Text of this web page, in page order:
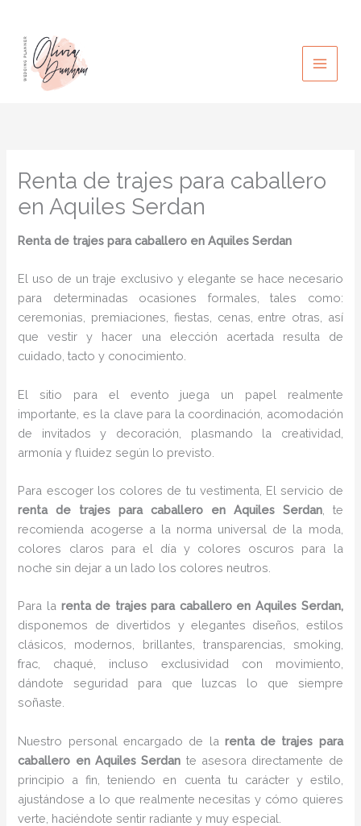
contenido
Renta de trajes para caballero
en Aquiles Serdan
Renta de trajes para caballero en Aquiles Serdan
El uso de un traje exclusivo y elegante se hace necesario
para determinadas ocasiones formales, tales como:
ceremonias, premiaciones, fiestas, cenas, entre otras, así
que vestir y hacer una elección acertada resulta de
cuidado, tacto y conocimiento.
El sitio para el evento juega un papel realmente
importante, es la clave para la coordinación, acomodación
de invitados y decoración, plasmando la creatividad,
armonía y fluidez según lo previsto.
Para escoger los colores de tu vestimenta, El servicio de
renta de trajes para caballero en Aquiles Serdan, te
recomienda acogerse a la norma universal de la moda,
colores claros para el día y colores oscuros para la
noche sin dejar a un lado los colores neutros.
Para la renta de trajes para caballero en Aquiles Serdan,
disponemos de divertidos y elegantes diseños, estilos
clásicos, modernos, brillantes, transparencias, smoking,
frac, chaqué, incluso exclusividad con movimiento,
dándote seguridad para que luzcas lo que siempre
soñaste.
Nuestro personal encargado de la renta de trajes para
caballero en Aquiles Serdan te asesora directamente de
principio a fin, teniendo en cuenta tu carácter y estilo,
ajustándose a lo que realmente necesitas y cómo quieres
verte, haciéndote sentir radiante y muy especial.